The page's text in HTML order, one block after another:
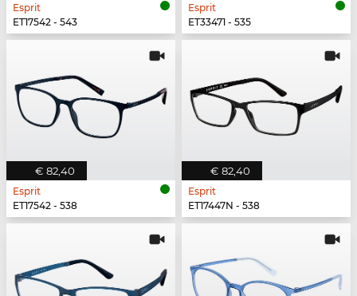
Esprit
ET17542 - 543
Esprit
ET33471 - 535
€ 82,40
Esprit
ET17542 - 538
€ 82,40
Esprit
ET17447N - 538